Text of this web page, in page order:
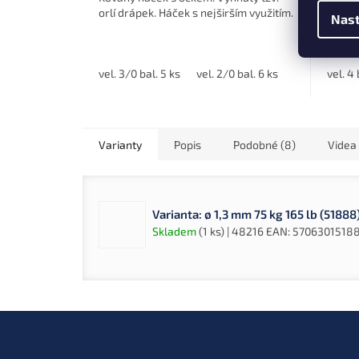
orlí drápek. Háček s nejširším využitím.
vel. 3/0 bal. 5 ks vel. 2/0 bal. 6 ks vel. 1/0 bal.
pro
vel. 4
Varianty Popis Podobné (8) Videa
Varianta: ø 1,3 mm 75 kg 165 lb
Skladem(1 ks) | 48216 EAN: